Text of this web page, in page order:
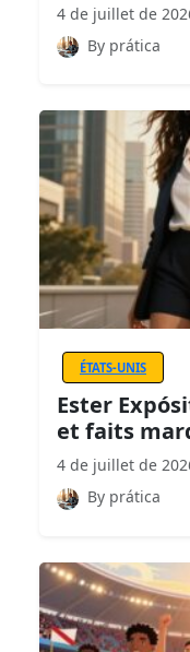
4 de juillet de
By prática
ÉTATS-UNIS
Ester
et faits
4 de juillet de
By prática